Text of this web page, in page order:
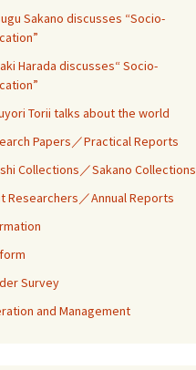
Sakano discusses “Socio-
Harada discusses“ Socio-
Torii talks about the world
Papers／Practical Reports
Collections／Sakano Collections
Researchers／Annual Reports
Survey
and Management